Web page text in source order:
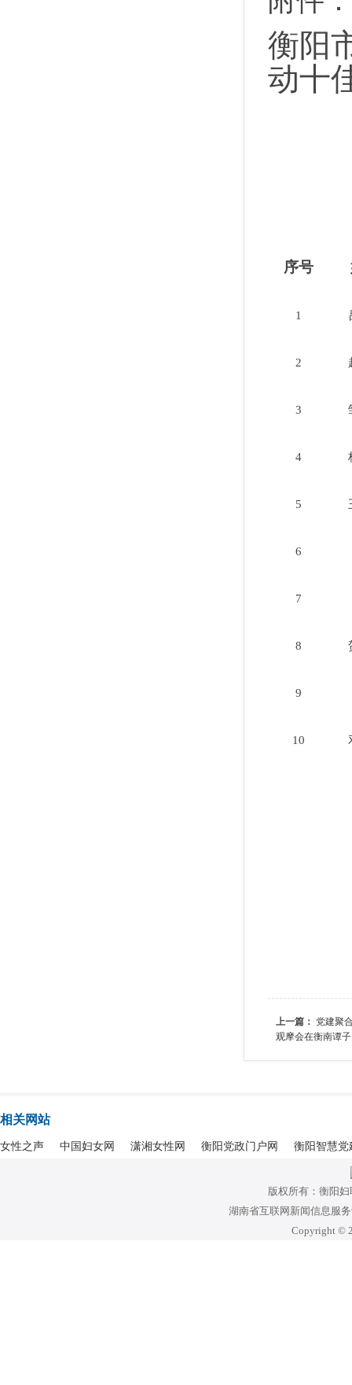
衡阳
动十
序号
1
2
3
4
5
6
7
8
9
10
上一篇： 党建聚
观摩会在衡南谭
相关网站
女性之声 中国妇女网 潇湘女性网 衡阳党政门户网 衡阳智慧党
版权所有：衡阳妇
湖南省互联网新闻信息服
Copyright ©